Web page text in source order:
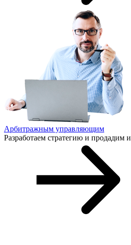
Арбитражным управляющим
Разработаем стратегию и